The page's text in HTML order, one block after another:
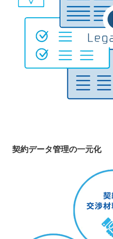
契約データ管理の一元化